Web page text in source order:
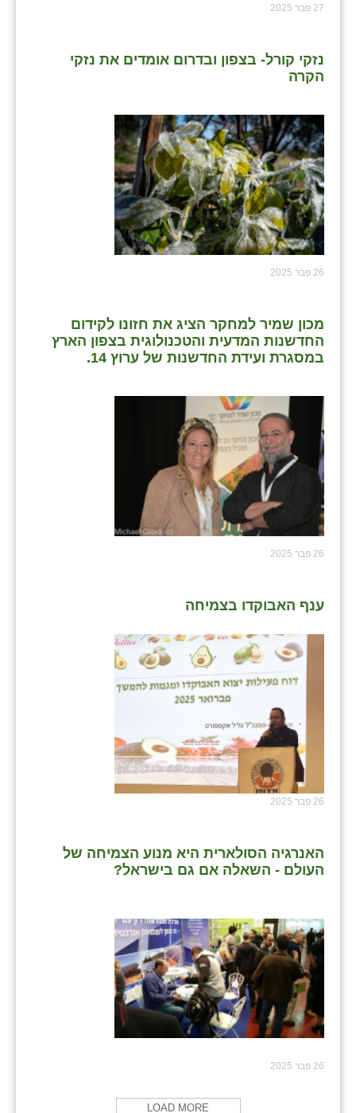
27 פבר 2025
נזקי קורל- בצפון ובדרום אומדים את נזקי
הקרה
26 פבר 2025
מכון שמיר למחקר הציג את חזונו לקידום
החדשנות המדעית והטכנולוגית בצפון הארץ
במסגרת ועידת החדשנות של ערוץ 14.
26 פבר 2025
ענף האבוקדו בצמיחה
26 פבר 2025
האנרגיה הסולארית היא מנוע הצמיחה של
העולם - השאלה אם גם בישראל?
26 פבר 2025
LOAD MORE